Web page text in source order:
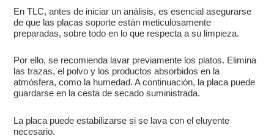
En TLC, antes de iniciar un análisis, es esencial asegurarse
de que las placas soporte están meticulosamente
preparadas, sobre todo en lo que respecta a su limpieza.
Por ello, se recomienda lavar previamente los platos. Elimina
las trazas, el polvo y los productos absorbidos en la
atmósfera, como la humedad. A continuación, la placa puede
guardarse en la cesta de secado suministrada.
La placa puede estabilizarse si se lava con el eluyente
necesario.